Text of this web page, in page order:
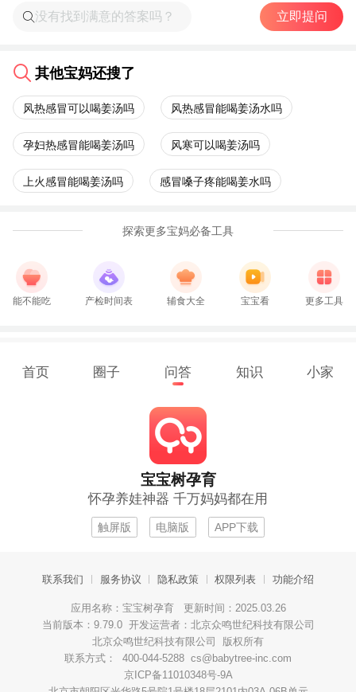
立即提问
其他宝妈还搜了
风热感冒可以喝姜汤吗 风热感冒能喝姜汤水吗
孕妇热感冒能喝姜汤吗 风寒可以喝姜汤吗
上火感冒能喝姜汤吗 感冒嗓子疼能喝姜水吗
探索更多宝妈必备工具
能不能吃 产检时间表 辅食大全 宝宝看 更多工具
首页 圈子 问答 知识 小家
宝宝树孕育
怀孕养娃神器 千万妈妈都在用
触屏版 电脑版 APP下载
联系我们 服务协议 隐私政策 权限列表 功能介绍
应用名称：宝宝树孕育 更新时间：2025.03.26
当前版本：9.79.0 开发运营者：北京众鸣世纪科技有限公司
北京众鸣世纪科技有限公司 版权所有
联系方式： 400-044-5288 cs@babytree-inc.com
京ICP备11010348号-9A